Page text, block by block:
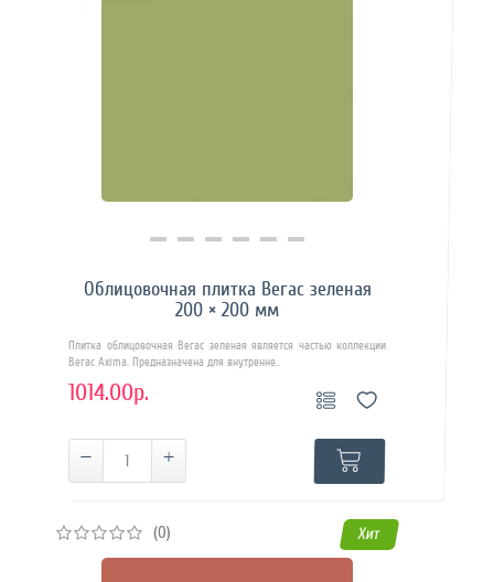
Купить в 1 клик
Облицовочная плитка Вегас зеленая
200 × 200 мм
Плитка облицовочная Вегас зеленая является частью коллекции
Вегас Axima. Предназначена для внутренне..
1014.00р.
(0) Хит